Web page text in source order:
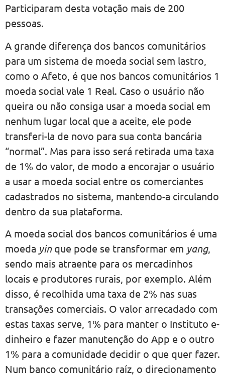
Participaram desta votação mais de 200
pessoas.
A grande diferença dos bancos comunitários
para um sistema de moeda social sem lastro,
como o Afeto, é que nos bancos comunitários 1
moeda social vale 1 Real. Caso o usuário não
queira ou não consiga usar a moeda social em
nenhum lugar local que a aceite, ele pode
transferi-la de novo para sua conta bancária
“normal”. Mas para isso será retirada uma taxa
de 1% do valor, de modo a encorajar o usuário
a usar a moeda social entre os comerciantes
cadastrados no sistema, mantendo-a circulando
dentro da sua plataforma.
A moeda social dos bancos comunitários é uma
moeda yin que pode se transformar em yang,
sendo mais atraente para os mercadinhos
locais e produtores rurais, por exemplo. Além
disso, é recolhida uma taxa de 2% nas suas
transações comerciais. O valor arrecadado com
estas taxas serve, 1% para manter o Instituto e-
dinheiro e fazer manutenção do App e o outro
1% para a comunidade decidir o que quer fazer.
Num banco comunitário raíz, o direcionamento